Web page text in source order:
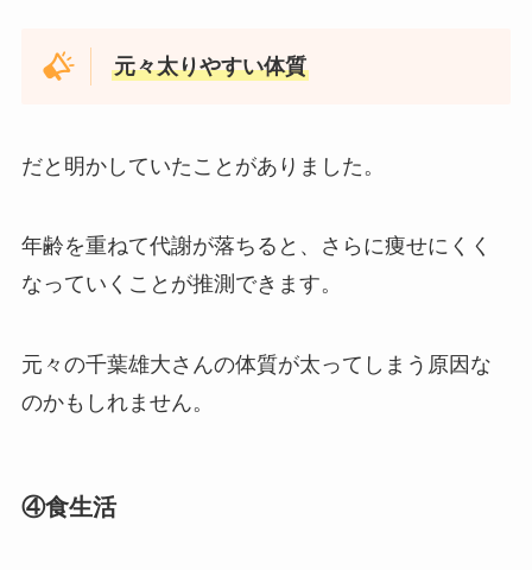
元々太りやすい体質
だと明かしていたことがありました。
年齢を重ねて代謝が落ちると、さらに痩せにくく
なっていくことが推測できます。
元々の千葉雄大さんの体質が太ってしまう原因な
のかもしれません。
④食生活